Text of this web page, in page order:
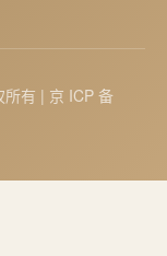
有 | 京 ICP 备